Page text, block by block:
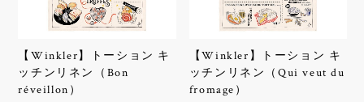
【Winkler】トーション キ
ッチンリネン（Bon
réveillon）
【Winkler】トーション キ
ッチンリネン（Qui veut du
fromage）